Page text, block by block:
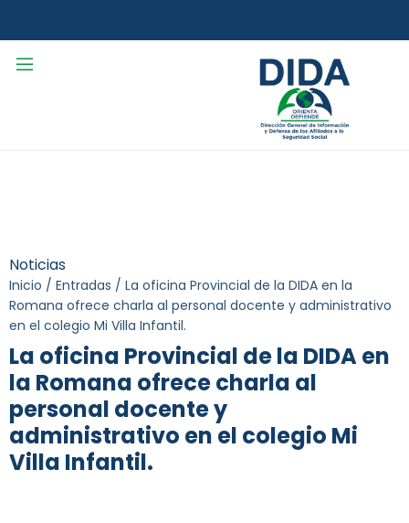
Noticias
Inicio / Entradas / La oficina Provincial de la DIDA en la
Romana ofrece charla al personal docente y administrativo
en el colegio Mi Villa Infantil.
La oficina Provincial de la DIDA en
la Romana ofrece charla al
personal docente y
administrativo en el colegio Mi
Villa Infantil.